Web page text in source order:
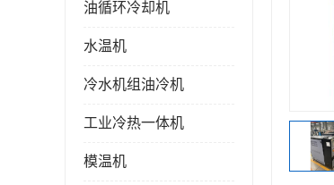
油循环冷却机
水温机
冷水机组油冷机
工业冷热一体机
模温机